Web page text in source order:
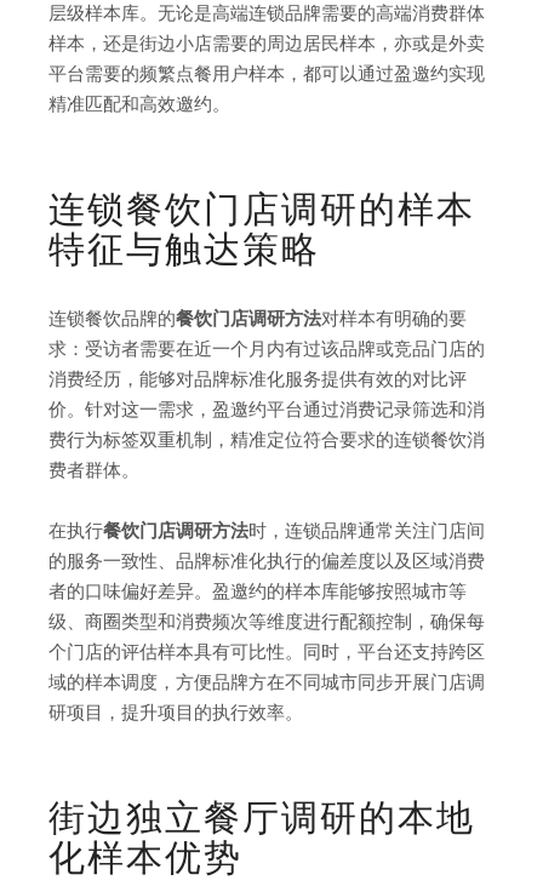
层级样本库。无论是高端连锁品牌需要的高端消费群体
样本，还是街边小店需要的周边居民样本，亦或是外卖
平台需要的频繁点餐用户样本，都可以通过盈邀约实现
精准匹配和高效邀约。
连锁餐饮门店调研的样本
特征与触达策略
连锁餐饮品牌的餐饮门店调研方法对样本有明确的要
求：受访者需要在近一个月内有过该品牌或竞品门店的
消费经历，能够对品牌标准化服务提供有效的对比评
价。针对这一需求，盈邀约平台通过消费记录筛选和消
费行为标签双重机制，精准定位符合要求的连锁餐饮消
费者群体。
在执行餐饮门店调研方法时，连锁品牌通常关注门店间
的服务一致性、品牌标准化执行的偏差度以及区域消费
者的口味偏好差异。盈邀约的样本库能够按照城市等
级、商圈类型和消费频次等维度进行配额控制，确保每
个门店的评估样本具有可比性。同时，平台还支持跨区
域的样本调度，方便品牌方在不同城市同步开展门店调
研项目，提升项目的执行效率。
街边独立餐厅调研的本地
化样本优势